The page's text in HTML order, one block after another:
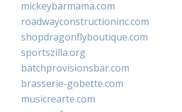
mickeybarmama.com
roadwayconstructioninc.com
shopdragonflyboutique.com
sportszilla.org
batchprovisionsbar.com
brasserie-gobette.com
musicrearte.com